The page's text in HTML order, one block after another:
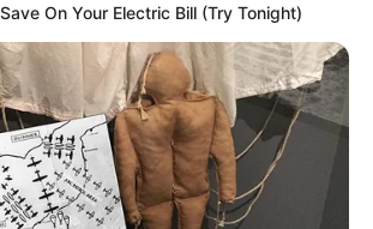
On Your Electric Bill (Try Tonight)